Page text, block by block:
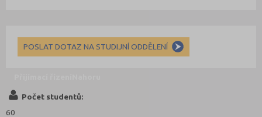
POSLAT DOTAZ NA STUDIJNÍ ODDĚLENÍ
Počet studentů:
60